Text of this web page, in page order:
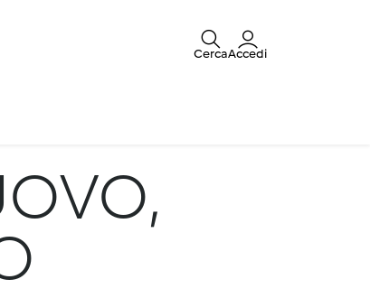
CercaAccedi